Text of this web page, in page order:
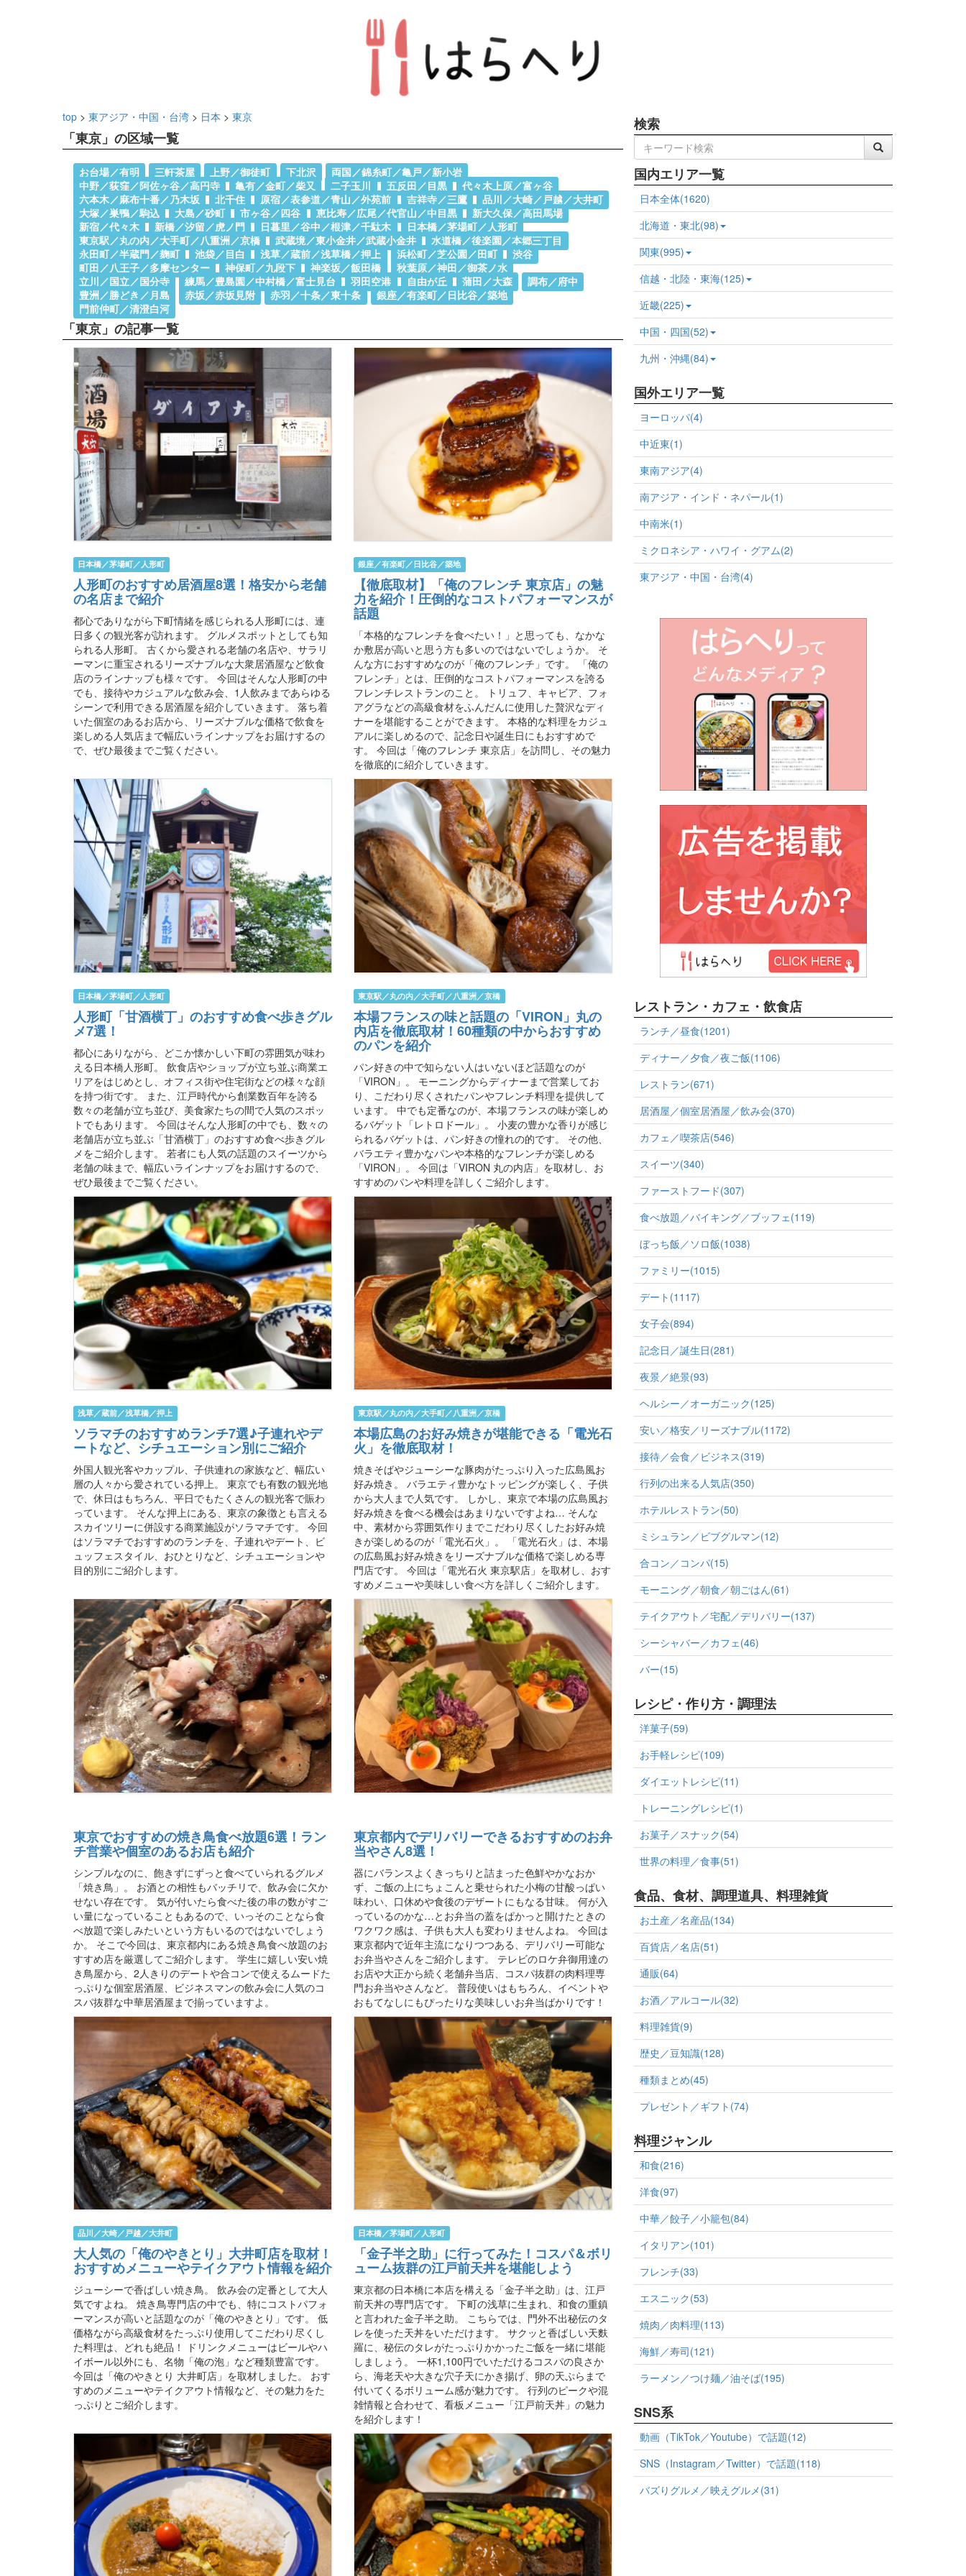
top > 東アジア・中国・台湾 > 日本 > 東京
「東京」の区域一覧
お台場／有明 三軒茶屋 上野／御徒町 下北沢
両国／錦糸町／亀戸／新小岩
中野／荻窪／阿佐ヶ谷／高円寺
亀有／金町／柴又 二子玉川 五反田／目黒
代々木上原／富ヶ谷
六本木／麻布十番／乃木坂
北千住 原宿／表参道／青山／外苑前 吉祥寺／三鷹
品川／大崎／戸越／大井町
大塚／巣鴨／駒込
大島／砂町 市ヶ谷／四谷 恵比寿／広尾／代官山／中目黒
新大久保／高田馬場
新宿／代々木
新橋／汐留／虎ノ門 日暮里／谷中／根津／千駄木
日本橋／茅場町／人形町
東京駅／丸の内／大手町／八重洲／京橋
武蔵境／東小金井／武蔵小金井
水道橋／後楽園／本郷三丁目
永田町／半蔵門／麹町
池袋／目白 浅草／蔵前／浅草橋／押上 浜松町／芝公園／田町
渋谷
町田／八王子／多摩センター
神保町／九段下 神楽坂／飯田橋
秋葉原／神田／御茶ノ水
立川／国立／国分寺
練馬／豊島園／中村橋／富士見台 羽田空港 自由が丘 蒲田／大森
調布／府中
豊洲／勝どき／月島
赤坂／赤坂見附 赤羽／十条／東十条
銀座／有楽町／日比谷／築地
門前仲町／清澄白河
「東京」の記事一覧
日本橋／茅場町／人形町
人形町のおすすめ居酒屋8選！格安から老舗
の名店まで紹介
都心でありながら下町情緒を感じられる人形町には、連
日多くの観光客が訪れます。 グルメスポットとしても知
られる人形町。 古くから愛される老舗の名店や、サラリ
ーマンに重宝されるリーズナブルな大衆居酒屋など飲食
店のラインナップも様々です。 今回はそんな人形町の中
でも、接待やカジュアルな飲み会、1人飲みまであらゆる
シーンで利用できる居酒屋を紹介していきます。 落ち着
いた個室のあるお店から、リーズナブルな価格で飲食を
楽しめる人気店まで幅広いラインナップをお届けするの
で、ぜひ最後までご覧ください。
銀座／有楽町／日比谷／築地
【徹底取材】「俺のフレンチ 東京店」の魅
力を紹介！圧倒的なコストパフォーマンスが
話題
「本格的なフレンチを食べたい！」と思っても、なかな
か敷居が高いと思う方も多いのではないでしょうか。 そ
んな方におすすめなのが「俺のフレンチ」です。 「俺の
フレンチ」とは、圧倒的なコストパフォーマンスを誇る
フレンチレストランのこと。 トリュフ、キャビア、フォ
アグラなどの高級食材をふんだんに使用した贅沢なディ
ナーを堪能することができます。 本格的な料理をカジュ
アルに楽しめるので、記念日や誕生日にもおすすめで
す。 今回は「俺のフレンチ 東京店」を訪問し、その魅力
を徹底的に紹介していきます。
日本橋／茅場町／人形町
人形町「甘酒横丁」のおすすめ食べ歩きグル
メ7選！
都心にありながら、どこか懐かしい下町の雰囲気が味わ
える日本橋人形町。 飲食店やショップが立ち並ぶ商業エ
リアをはじめとし、オフィス街や住宅街などの様々な顔
を持つ街です。 また、江戸時代から創業数百年を誇る
数々の老舗が立ち並び、美食家たちの間で人気のスポッ
トでもあります。 今回はそんな人形町の中でも、数々の
老舗店が立ち並ぶ「甘酒横丁」のおすすめ食べ歩きグル
メをご紹介します。 若者にも人気の話題のスイーツから
老舗の味まで、幅広いラインナップをお届けするので、
ぜひ最後までご覧ください。
東京駅／丸の内／大手町／八重洲／京橋
本場フランスの味と話題の「VIRON」丸の
内店を徹底取材！60種類の中からおすすめ
のパンを紹介
パン好きの中で知らない人はいないほど話題なのが
「VIRON」。 モーニングからディナーまで営業してお
り、こだわり尽くされたパンやフレンチ料理を提供して
います。 中でも定番なのが、本場フランスの味が楽しめ
るバゲット「レトロドール」。 小麦の豊かな香りが感じ
られるバゲットは、パン好きの憧れの的です。 その他、
バラエティ豊かなパンや本格的なフレンチが楽しめる
「VIRON」。 今回は「VIRON 丸の内店」を取材し、お
すすめのパンや料理を詳しくご紹介します。
浅草／蔵前／浅草橋／押上
ソラマチのおすすめランチ7選♪子連れやデ
ートなど、シチュエーション別にご紹介
外国人観光客やカップル、子供連れの家族など、幅広い
層の人々から愛されている押上。 東京でも有数の観光地
で、休日はもちろん、平日でもたくさんの観光客で賑わ
っています。 そんな押上にある、東京の象徴とも言える
スカイツリーに併設する商業施設がソラマチです。 今回
はソラマチでおすすめのランチを、子連れやデート、ビ
ュッフェスタイル、おひとりなど、シチュエーションや
目的別にご紹介します。
東京駅／丸の内／大手町／八重洲／京橋
本場広島のお好み焼きが堪能できる「電光石
火」を徹底取材！
焼きそばやジューシーな豚肉がたっぷり入った広島風お
好み焼き。 バラエティ豊かなトッピングが楽しく、子供
から大人まで人気です。 しかし、東京で本場の広島風お
好み焼きを食べる機会はあまりないですよね… そんな
中、素材から雰囲気作りまでこだわり尽くしたお好み焼
きが楽しめるのが「電光石火」。 「電光石火」は、本場
の広島風お好み焼きをリーズナブルな価格で楽しめる専
門店です。 今回は「電光石火 東京駅店」を取材し、おす
すめメニューや美味しい食べ方を詳しくご紹介します。
東京でおすすめの焼き鳥食べ放題6選！ラン
チ営業や個室のあるお店も紹介
シンプルなのに、飽きずにずっと食べていられるグルメ
「焼き鳥」。 お酒との相性もバッチリで、飲み会に欠か
せない存在です。 気が付いたら食べた後の串の数がすご
い量になっていることもあるので、いっそのことなら食
べ放題で楽しみたいという方もいるのではないでしょう
か。 そこで今回は、東京都内にある焼き鳥食べ放題のお
すすめ店を厳選してご紹介します。 学生に嬉しい安い焼
き鳥屋から、2人きりのデートや合コンで使えるムードた
っぷりな個室居酒屋、ビジネスマンの飲み会に人気のコ
スパ抜群な中華居酒屋まで揃っていますよ。
東京都内でデリバリーできるおすすめのお弁
当やさん8選！
器にバランスよくきっちりと詰まった色鮮やかなおか
ず、ご飯の上にちょこんと乗せられた小梅の甘酸っぱい
味わい、口休めや食後のデザートにもなる甘味。 何が入
っているのかな…とお弁当の蓋をぱかっと開けたときの
ワクワク感は、子供も大人も変わりませんよね。 今回は
東京都内で近年主流になりつつある、デリバリー可能な
お弁当やさんをご紹介します。 テレビのロケ弁御用達の
お店や大正から続く老舗弁当店、コスパ抜群の肉料理専
門お弁当やさんなど。 普段使いはもちろん、イベントや
おもてなしにもぴったりな美味しいお弁当ばかりです！
品川／大崎／戸越／大井町
大人気の「俺のやきとり」大井町店を取材！
おすすめメニューやテイクアウト情報を紹介
ジューシーで香ばしい焼き鳥。 飲み会の定番として大人
気ですよね。 焼き鳥専門店の中でも、特にコストパフォ
ーマンスが高いと話題なのが「俺のやきとり」です。 低
価格ながら高級食材をたっぷり使用してこだわり尽くし
た料理は、どれも絶品！ ドリンクメニューはビールやハ
イボール以外にも、名物「俺の泡」など種類豊富です。
今回は「俺のやきとり 大井町店」を取材しました。 おす
すめのメニューやテイクアウト情報など、その魅力をた
っぷりとご紹介します。
日本橋／茅場町／人形町
「金子半之助」に行ってみた！コスパ＆ボリ
ューム抜群の江戸前天丼を堪能しよう
東京都の日本橋に本店を構える「金子半之助」は、江戸
前天丼の専門店です。 下町の浅草に生まれ、和食の重鎮
と言われた金子半之助。 こちらでは、門外不出秘伝のタ
レを使った天丼をいただけます。 サクッと香ばしい天麩
羅に、秘伝のタレがたっぷりかかったご飯を一緒に堪能
しましょう。 一杯1,100円でいただけるコスパの良さか
ら、海老天や大きな穴子天にかき揚げ、卵の天ぷらまで
付いてくるボリューム感が魅力です。 行列のピークや混
雑情報と合わせて、看板メニュー「江戸前天丼」の魅力
を紹介します！
検索
国内エリア一覧
日本全体(1620)
北海道・東北(98)
関東(995)
信越・北陸・東海(125)
近畿(225)
中国・四国(52)
九州・沖縄(84)
国外エリア一覧
ヨーロッパ(4)
中近東(1)
東南アジア(4)
南アジア・インド・ネパール(1)
中南米(1)
ミクロネシア・ハワイ・グアム(2)
東アジア・中国・台湾(4)
レストラン・カフェ・飲食店
ランチ／昼食(1201)
ディナー／夕食／夜ご飯(1106)
レストラン(671)
居酒屋／個室居酒屋／飲み会(370)
カフェ／喫茶店(546)
スイーツ(340)
ファーストフード(307)
食べ放題／バイキング／ブッフェ(119)
ぼっち飯／ソロ飯(1038)
ファミリー(1015)
デート(1117)
女子会(894)
記念日／誕生日(281)
夜景／絶景(93)
ヘルシー／オーガニック(125)
安い／格安／リーズナブル(1172)
接待／会食／ビジネス(319)
行列の出来る人気店(350)
ホテルレストラン(50)
ミシュラン／ビブグルマン(12)
合コン／コンパ(15)
モーニング／朝食／朝ごはん(61)
テイクアウト／宅配／デリバリー(137)
シーシャバー／カフェ(46)
バー(15)
レシピ・作り方・調理法
洋菓子(59)
お手軽レシピ(109)
ダイエットレシピ(11)
トレーニングレシピ(1)
お菓子／スナック(54)
世界の料理／食事(51)
食品、食材、調理道具、料理雑貨
お土産／名産品(134)
百貨店／名店(51)
通販(64)
お酒／アルコール(32)
料理雑貨(9)
歴史／豆知識(128)
種類まとめ(45)
プレゼント／ギフト(74)
料理ジャンル
和食(216)
洋食(97)
中華／餃子／小籠包(84)
イタリアン(101)
フレンチ(33)
エスニック(53)
焼肉／肉料理(113)
海鮮／寿司(121)
ラーメン／つけ麺／油そば(195)
SNS系
動画（TikTok／Youtube）で話題(12)
SNS（Instagram／Twitter）で話題(118)
バズりグルメ／映えグルメ(31)